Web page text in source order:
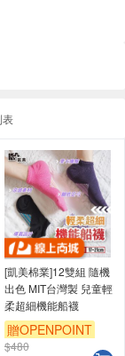
表
[凱美棉業]12雙組 隨機
出色 MIT台灣製 兒童輕
柔超細機能船襪
贈OPENPOINT
$480